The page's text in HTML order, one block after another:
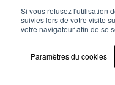
Si vous refusez l'utilisation
suivies lors de votre visite
votre navigateur afin de se
Paramètres du cookies